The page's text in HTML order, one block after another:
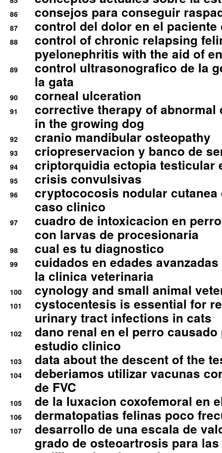
86 consejos para conseguir
87 control del dolor en el
88
control of chronic relapsing
pyelonephritis with the aid of
89
control ultrasonografico de la
la gata
90 corneal ulceration
91
corrective therapy of abnormal
in the growing dog
92 cranio mandibular osteopathy
93 criopreservacion y banco de
94 criptorquidia ectopia testicular
95 crisis convulsivas
96
cryptococosis nodular cutanea
caso clinico
97
cuadro de intoxicacion en
con larvas de procesionaria
98 cual es tu diagnostico
99
cuidados en edades
la clinica veterinaria
100 cynology and small animal
101
cystocentesis is essential for
urinary tract infections in cats
102
dano renal en el perro
estudio clinico
103 data about the descent of the
104
deberiamos utilizar vacunas
de FVC
105 de la luxacion coxofemoral en
106 dermatopatias felinas poco
107
desarrollo de una escala de
grado de osteoartrosis para